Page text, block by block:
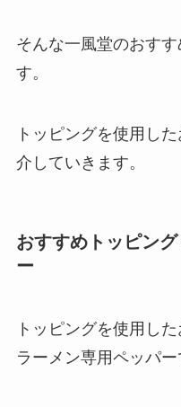
そんな一風堂のおす
す。
トッピングを使用し
介していきます。
おすすめトッピン
ー
トッピングを使用し
ラーメン専用ペッパー